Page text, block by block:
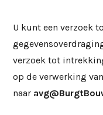
U kunt een verzoek
verzoek tot
op de verwerking
naar